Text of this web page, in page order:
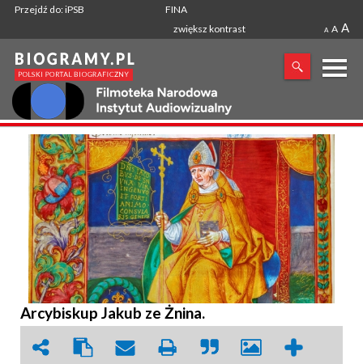
Przejdź do: iPSB
FINA
zwiększ kontrast
A A A
X
SZUKANA FRAZA
Arcybiskup Jakub ze Żnina.